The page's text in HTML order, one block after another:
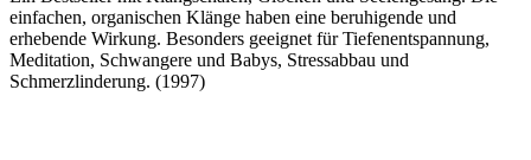
einfachen, organischen Klänge haben eine beruhigende und
erhebende Wirkung. Besonders geeignet für Tiefenentspannung,
Meditation, Schwangere und Babys, Stressabbau und
Schmerzlinderung. (1997)